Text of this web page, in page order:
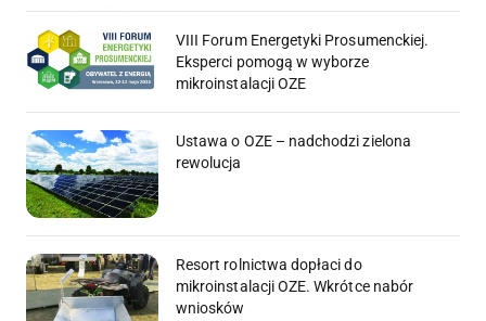
VIII Forum Energetyki Prosumenckiej.
Eksperci pomogą w wyborze
mikroinstalacji OZE
Ustawa o OZE – nadchodzi zielona
rewolucja
Resort rolnictwa dopłaci do
mikroinstalacji OZE. Wkrótce nabór
wniosków